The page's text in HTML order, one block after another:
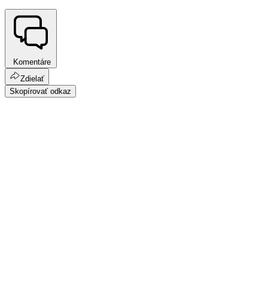
Komentáre
Zdielať
Skopírovať odkaz